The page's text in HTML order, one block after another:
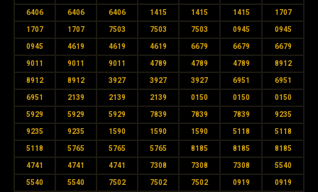
6406 6406 6406 1415 1415 1415 1707
1707 1707 7503 7503 7503 0945 0945
0945 4619 4619 4619 6679 6679 6679
9011 9011 9011 4789 4789 4789 8912
8912 8912 3927 3927 3927 6951 6951
6951 2139 2139 2139 0150 0150 0150
5929 5929 5929 7839 7839 7839 9235
9235 9235 1590 1590 1590 5118 5118
5118 5765 5765 5765 8185 8185 8185
4741 4741 4741 7308 7308 7308 5540
5540 5540 7502 7502 7502 0919 0919